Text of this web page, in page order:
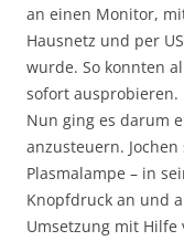
an einen Monitor,
Hausnetz und per
wurde. So konnten
sofort ausprobieren.
Nun ging es darum
anzusteuern.
Plasmalampe – in
Knopfdruck an und
Umsetzung mit Hilfe